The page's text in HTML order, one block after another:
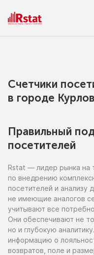
Счетчики
в городe
Правильный
посетителей
Rstat — лидер рынка на
по внедрению
посетителей и анализу
не имеющие аналогов
учитывают все
Они обеспечивают не
но и глубокую
информацию о
возвратов, поле и